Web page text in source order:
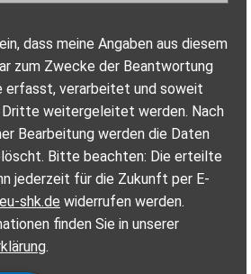
dass meine Angaben aus diesem
zum Zwecke der Beantwortung
erfasst, verarbeitet und soweit
weitergeleitet werden. Nach
Bearbeitung werden die Daten
Bitte beachten: Die erteilte
jederzeit für die Zukunft per E-
shk.de widerrufen werden.
finden Sie in unserer
.